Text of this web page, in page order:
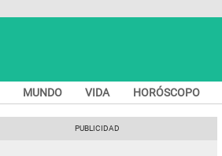
MUNDO VIDA HORÓSCOPO